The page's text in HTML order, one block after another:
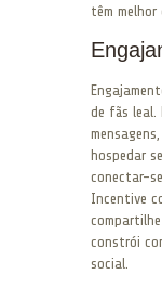
têm melhor
de fãs leal.
hospedar
conectar-
Incentive
constrói
social.